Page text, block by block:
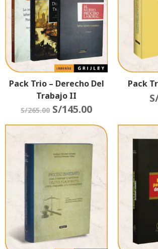
Pack Trio – Derecho Del
Trabajo II
S/265.00 S/145.00
Pack